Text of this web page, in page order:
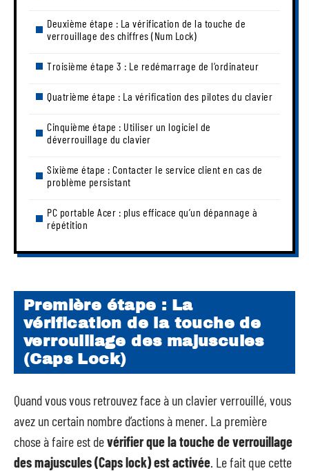
Deuxième étape : La vérification de la touche de
verrouillage des chiffres (Num Lock)
Troisième étape 3 : Le redémarrage de l’ordinateur
Quatrième étape : La vérification des pilotes du clavier
Cinquième étape : Utiliser un logiciel de
déverrouillage du clavier
Sixième étape : Contacter le service client en cas de
problème persistant
PC portable Acer : plus efficace qu’un dépannage à
répétition
Première étape : La
vérification de la touche de
verrouillage des majuscules
(Caps Lock)
Quand vous vous retrouvez face à un clavier verrouillé, vous
avez un certain nombre d’actions à mener. La première
chose à faire est devérifier que la touche de verrouillage
des majuscules (Caps lock) est activée . Le fait que cette